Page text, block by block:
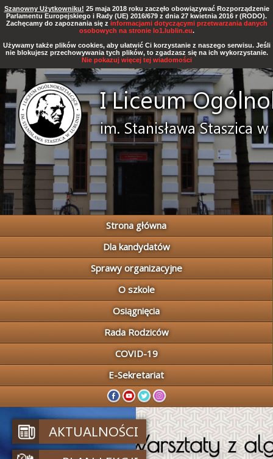
Szanowny Użytkowniku! 25 maja 2018 roku zaczęło obowiązywać Rozporządzenie
Parlamentu Europejskiego i Rady (UE) 2016/679 z dnia 27 kwietnia 2016 r (RODO).
Zachęcamy do zapoznania się z informacjami dotyczącymi przetwarzania danych
osobowych na stronie lo1.lublin.eu.
Używamy także plików cookies, aby ułatwić Ci korzystanie z naszego serwisu. Jeśli
nie blokujesz przechowywania tych plików, to zgadzasz się na ich wykorzystanie.
Nie pokazuj więcej tej wiadomości
Strona główna
Dla kandydatów
Sprawy organizacyjne
O szkole
Osiągnięcia
Rada Rodziców
COVID-19
E-Sekretariat